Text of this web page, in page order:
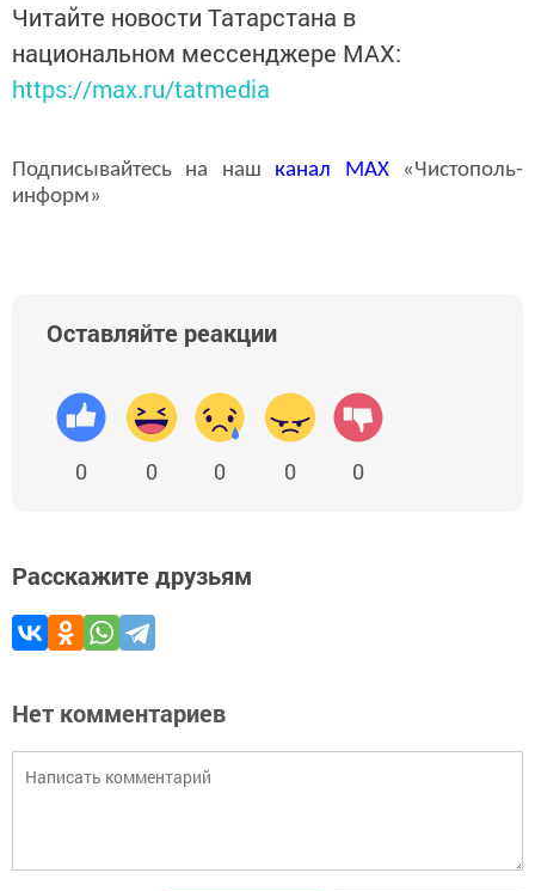
Читайте новости Татарстана в
национальном мессенджере MАХ:
https://max.ru/tatmedia
Подписывайтесь на наш канал MAX«Чистополь-
информ»
Оставляйте реакции
0 0 0 0 0
Расскажите друзьям
Нет комментариев